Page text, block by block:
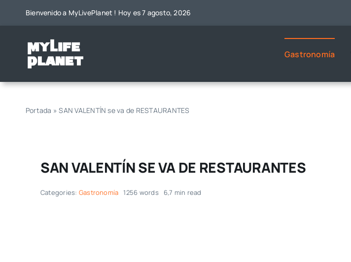
Bienvenido a MyLivePlanet ! Hoy es 7 agosto, 2026
Gastronomía
Portada »SAN VALENTÍN se va de RESTAURANTES
SAN VALENTÍN SE VA DE RESTAURANTES
Categories: Gastronomía 1256 words 6,7 min read